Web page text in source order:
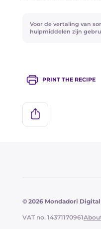
Voor de vertaling van
hulpmiddelen zijn
PRINT THE RECIPE
© 2026 Mondadori Digital
VAT no. 14371170961